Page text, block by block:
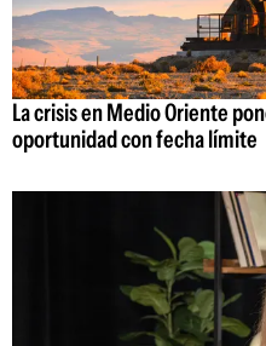
La crisis en Medio Oriente
oportunidad con fecha límite